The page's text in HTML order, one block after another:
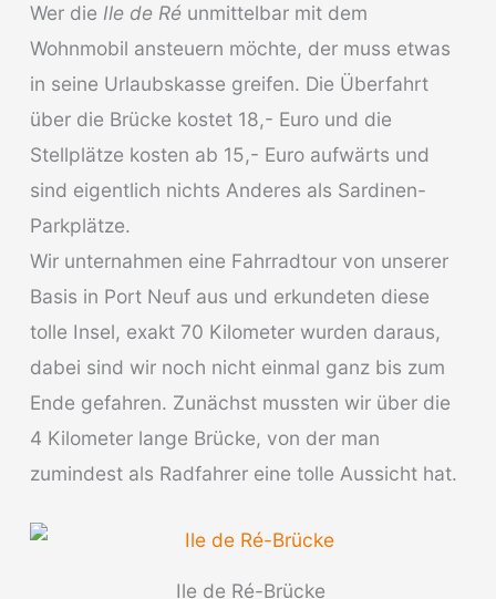
Wer die Ile de Réunmittelbar mit dem
Wohnmobil ansteuern möchte, der muss etwas
in seine Urlaubskasse greifen. Die Überfahrt
über die Brücke kostet 18,- Euro und die
Stellplätze kosten ab 15,- Euro aufwärts und
sind eigentlich nichts Anderes als Sardinen-
Parkplätze.
Wir unternahmen eine Fahrradtour von unserer
Basis in Port Neuf aus und erkundeten diese
tolle Insel, exakt 70 Kilometer wurden daraus,
dabei sind wir noch nicht einmal ganz bis zum
Ende gefahren. Zunächst mussten wir über die
4 Kilometer lange Brücke, von der man
zumindest als Radfahrer eine tolle Aussicht hat.
Ile de Ré-Brücke